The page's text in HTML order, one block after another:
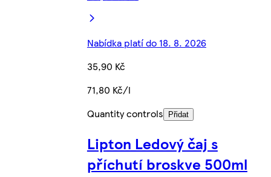
Nabídka platí do 18. 8. 2026
35,90 Kč
71,80 Kč/l
Quantity controls
Přidat
Lipton Ledový čaj s
příchutí broskve 500ml